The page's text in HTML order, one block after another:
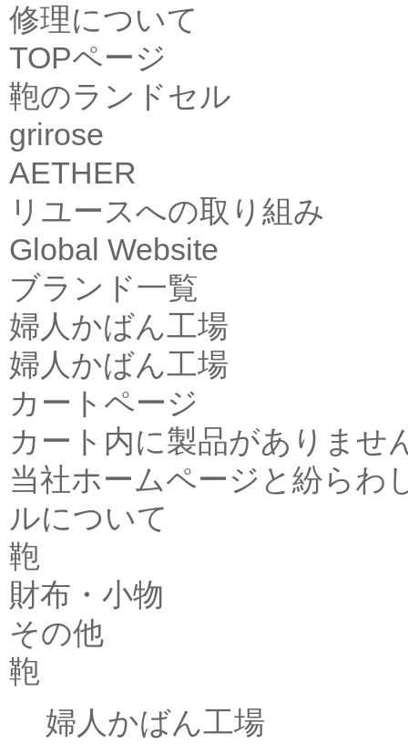
修理について
TOPページ
鞄のランドセル
grirose
AETHER
リユースへの取り組み
Global Website
ブランド一覧
婦人かばん工場
婦人かばん工場
カートページ
カート内に製品がありませ
当社ホームページと紛らわ
ルについて
鞄
財布・小物
その他
鞄
婦人かばん工場